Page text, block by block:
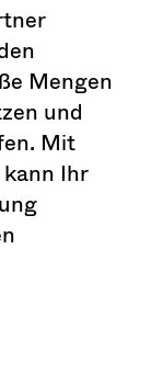
Mengen
und
Mit
Ihr